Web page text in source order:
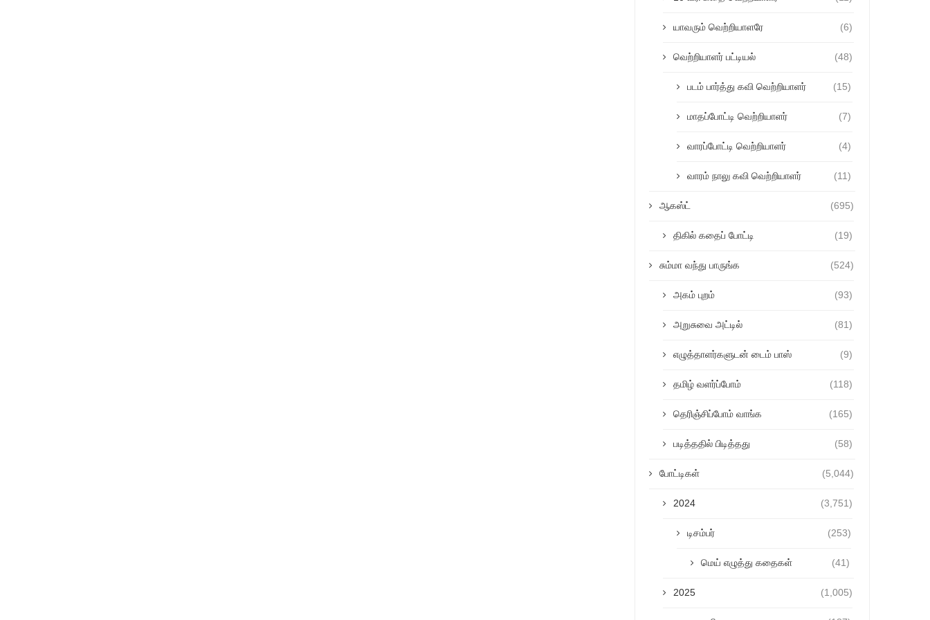
யாவரும் வெற்றியாளரே (6)
வெற்றியாளர் பட்டியல் (48)
படம் பார்த்து கவி வெற்றியாளர் (15)
மாதப்போட்டி வெற்றியாளர் (7)
வாரப்போட்டி வெற்றியாளர் (4)
வாரம் நாலு கவி வெற்றியாளர் (11)
ஆகஸ்ட் (695)
திகில் கதைப் போட்டி (19)
சும்மா வந்து பாருங்க (524)
அகம் புறம் (93)
அறுசுவை அட்டில் (81)
எழுத்தாளர்களுடன் டைம் பாஸ் (9)
தமிழ் வளர்ப்போம் (118)
தெரிஞ்சிப்போம் வாங்க (165)
படித்ததில் பிடித்தது (58)
போட்டிகள் (5,044)
2024 (3,751)
டிசம்பர் (253)
மெய் எழுத்து கதைகள் (41)
2025 (1,005)